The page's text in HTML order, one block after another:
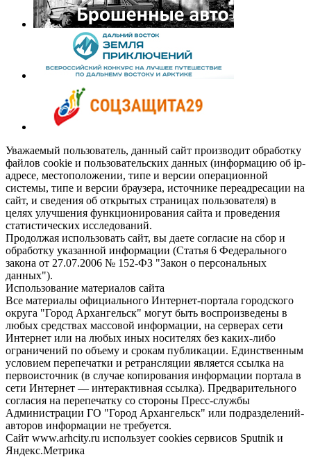
Уважаемый пользователь, данный сайт производит обработку
файлов cookie и пользовательских данных (информацию об ip-
адресе, местоположении, типе и версии операционной
системы, типе и версии браузера, источнике переадресации на
сайт, и сведения об открытых страницах пользователя) в
целях улучшения функционирования сайта и проведения
статистических исследований.
Продолжая использовать сайт, вы даете согласие на сбор и
обработку указанной информации (Статья 6 Федерального
закона от 27.07.2006 № 152-ФЗ "Закон о персональных
данных").
Использование материалов сайта
Все материалы официального Интернет-портала городского
округа "Город Архангельск" могут быть воспроизведены в
любых средствах массовой информации, на серверах сети
Интернет или на любых иных носителях без каких-либо
ограничений по объему и срокам публикации. Единственным
условием перепечатки и ретрансляции является ссылка на
первоисточник (в случае копирования информации портала в
сети Интернет — интерактивная ссылка). Предварительного
согласия на перепечатку со стороны Пресс-службы
Администрации ГО "Город Архангельск" или подразделений-
авторов информации не требуется.
Сайт www.arhcity.ru использует cookies сервисов Sputnik и
Яндекс.Метрика